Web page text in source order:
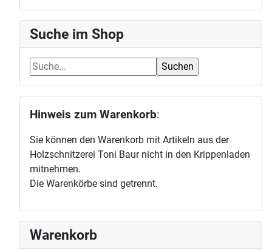
Suche im Shop
Hinweis zum Warenkorb:
Sie können den Warenkorb mit Artikeln aus der
Holzschnitzerei Toni Baur nicht in den Krippenladen
mitnehmen.
Die Warenkörbe sind getrennt.
Warenkorb